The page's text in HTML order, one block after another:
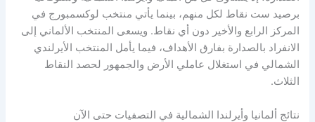
برصيد ست نقاط لكل منهم، بينما يأتي منتخب لوكسمبورج في
المركز الرابع والأخير دون أي نقاط. ويسعى المنتخب الألماني إلى
الانفراد بالصدارة بفارق الأهداف، فيما يأمل المنتخب الأيرلندي
الشمالي في استغلال عاملي الأرض والجمهور لحصد النقاط
الثلاث.
نتائج ألمانيا وأيرلندا الشمالية في التصفيات حتى الآن